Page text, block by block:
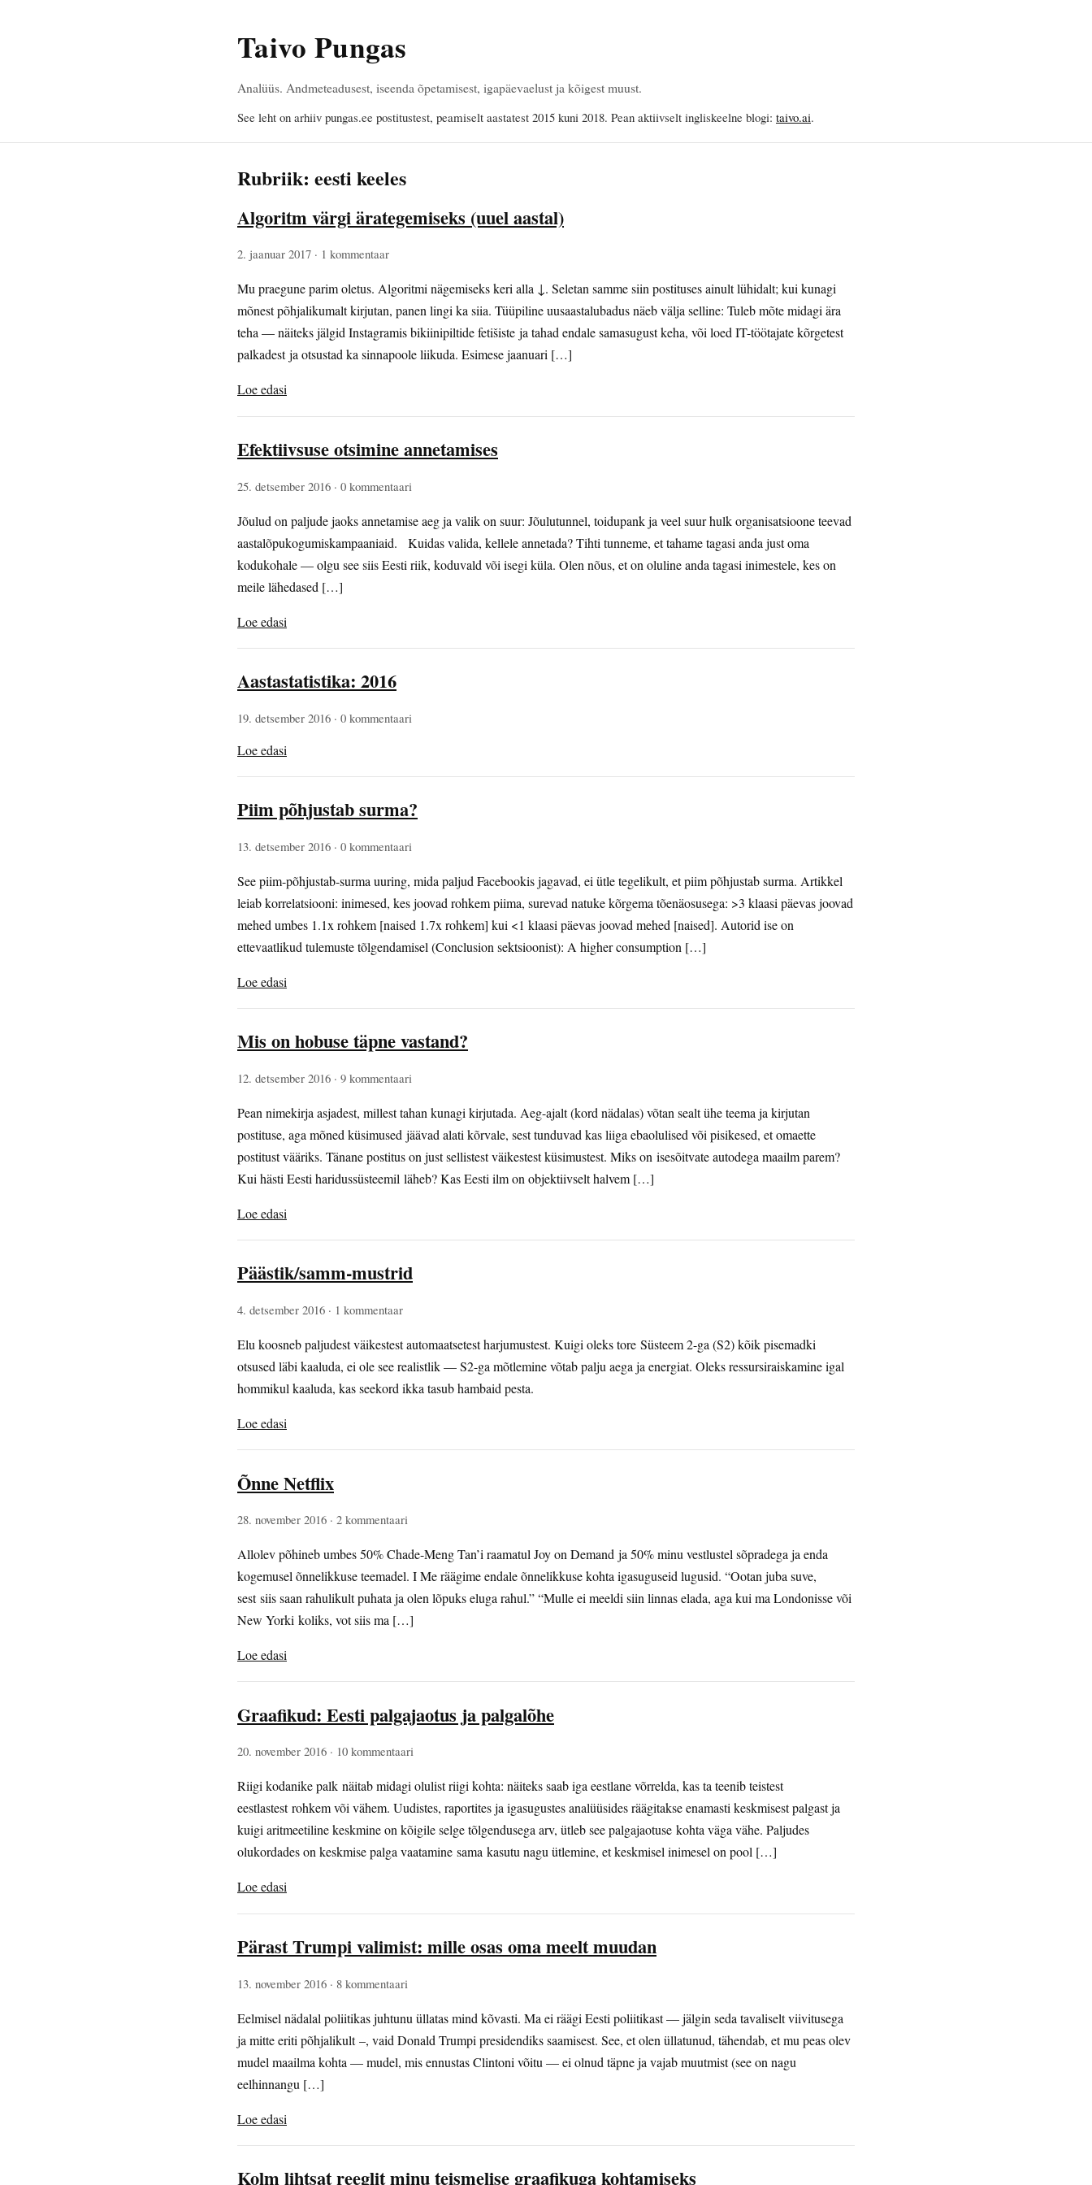
Taivo Pungas
Analüüs. Andmeteadusest, iseenda õpetamisest, igapäevaelust ja kõigest muust.
See leht on arhiiv pungas.ee postitustest, peamiselt aastatest 2015 kuni 2018. Pean aktiivselt ingliskeelne blogi: taivo.ai.
Rubriik: eesti keeles
Algoritm värgi ärategemiseks (uuel aastal)
2. jaanuar 2017 · 1 kommentaar
Mu praegune parim oletus. Algoritmi nägemiseks keri alla ↓. Seletan samme siin postituses ainult lühidalt; kui kunagi
mõnest põhjalikumalt kirjutan, panen lingi ka siia. Tüüpiline uusaastalubadus näeb välja selline: Tuleb mõte midagi ära
teha — näiteks jälgid Instagramis bikiinipiltide fetišiste ja tahad endale samasugust keha, või loed IT-töötajate kõrgetest
palkadest ja otsustad ka sinnapoole liikuda. Esimese jaanuari […]
Loe edasi
Efektiivsuse otsimine annetamises
25. detsember 2016 · 0 kommentaari
Jõulud on paljude jaoks annetamise aeg ja valik on suur: Jõulutunnel, toidupank ja veel suur hulk organisatsioone teevad
aastalõpukogumiskampaaniaid. Kuidas valida, kellele annetada? Tihti tunneme, et tahame tagasi anda just oma
kodukohale — olgu see siis Eesti riik, koduvald või isegi küla. Olen nõus, et on oluline anda tagasi inimestele, kes on
meile lähedased […]
Loe edasi
Aastastatistika: 2016
19. detsember 2016 · 0 kommentaari
Loe edasi
Piim põhjustab surma?
13. detsember 2016 · 0 kommentaari
See piim-põhjustab-surma uuring, mida paljud Facebookis jagavad, ei ütle tegelikult, et piim põhjustab surma. Artikkel
leiab korrelatsiooni: inimesed, kes joovad rohkem piima, surevad natuke kõrgema tõenäosusega: >3 klaasi päevas joovad
mehed umbes 1.1x rohkem [naised 1.7x rohkem] kui <1 klaasi päevas joovad mehed [naised]. Autorid ise on
ettevaatlikud tulemuste tõlgendamisel (Conclusion sektsioonist): A higher consumption […]
Loe edasi
Mis on hobuse täpne vastand?
12. detsember 2016 · 9 kommentaari
Pean nimekirja asjadest, millest tahan kunagi kirjutada. Aeg-ajalt (kord nädalas) võtan sealt ühe teema ja kirjutan
postituse, aga mõned küsimused jäävad alati kõrvale, sest tunduvad kas liiga ebaolulised või pisikesed, et omaette
postitust vääriks. Tänane postitus on just sellistest väikestest küsimustest. Miks on isesõitvate autodega maailm parem?
Kui hästi Eesti haridussüsteemil läheb? Kas Eesti ilm on objektiivselt halvem […]
Loe edasi
Päästik/samm-mustrid
4. detsember 2016 · 1 kommentaar
Elu koosneb paljudest väikestest automaatsetest harjumustest. Kuigi oleks tore Süsteem 2-ga (S2) kõik pisemadki
otsused läbi kaaluda, ei ole see realistlik — S2-ga mõtlemine võtab palju aega ja energiat. Oleks ressursiraiskamine igal
hommikul kaaluda, kas seekord ikka tasub hambaid pesta.
Loe edasi
Õnne Netflix
28. november 2016 · 2 kommentaari
Allolev põhineb umbes 50% Chade-Meng Tan’i raamatul Joy on Demand ja 50% minu vestlustel sõpradega ja enda
kogemusel õnnelikkuse teemadel. I Me räägime endale õnnelikkuse kohta igasuguseid lugusid. “Ootan juba suve,
sest siis saan rahulikult puhata ja olen lõpuks eluga rahul.” “Mulle ei meeldi siin linnas elada, aga kui ma Londonisse või
New Yorki koliks, vot siis ma […]
Loe edasi
Graafikud: Eesti palgajaotus ja palgalõhe
20. november 2016 · 10 kommentaari
Riigi kodanike palk näitab midagi olulist riigi kohta: näiteks saab iga eestlane võrrelda, kas ta teenib teistest
eestlastest rohkem või vähem. Uudistes, raportites ja igasugustes analüüsides räägitakse enamasti keskmisest palgast ja
kuigi aritmeetiline keskmine on kõigile selge tõlgendusega arv, ütleb see palgajaotuse kohta väga vähe. Paljudes
olukordades on keskmise palga vaatamine sama kasutu nagu ütlemine, et keskmisel inimesel on pool […]
Loe edasi
Pärast Trumpi valimist: mille osas oma meelt muudan
13. november 2016 · 8 kommentaari
Eelmisel nädalal poliitikas juhtunu üllatas mind kõvasti. Ma ei räägi Eesti poliitikast — jälgin seda tavaliselt viivitusega
ja mitte eriti põhjalikult –, vaid Donald Trumpi presidendiks saamisest. See, et olen üllatunud, tähendab, et mu peas olev
mudel maailma kohta — mudel, mis ennustas Clintoni võitu — ei olnud täpne ja vajab muutmist (see on nagu
eelhinnangu […]
Loe edasi
Kolm lihtsat reeglit minu teismelise graafikuga kohtamiseks